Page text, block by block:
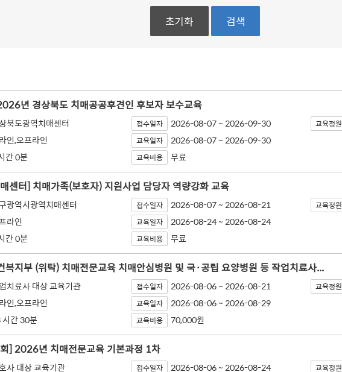
초기화 검색
년 경상북도 치매공공후견인 후보자 보수교육
북도광역치매센터 접수일자 2026-08-07 ~ 2026-09-30
인,오프라인 교육일자 2026-08-07 ~ 2026-09-30
간 0분 교육비용 무료
교육정원
센터] 치매가족(보호자) 지원사업 담당자 역량강화 교육
광역시광역치매센터 접수일자 2026-08-07 ~ 2026-08-21
라인 교육일자 2026-08-24 ~ 2026-08-24
간 0분 교육비용 무료
교육정원
지부 (위탁) 치매전문교육 치매안심병원 및 국·공립 요양병원 등 작업치료사...
치료사 대상 교육기관 접수일자 2026-08-06 ~ 2026-08-21
인,오프라인 교육일자 2026-08-06 ~ 2026-08-29
간 30분 교육비용 70,000원
교육정원
] 2026년 치매전문교육 기본과정 1차
사 대상 교육기관 접수일자 2026-08-06 ~ 2026-08-24 교육정원